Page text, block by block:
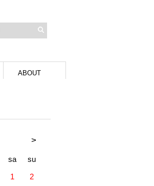
ABOUT
>
sa
su
1
2